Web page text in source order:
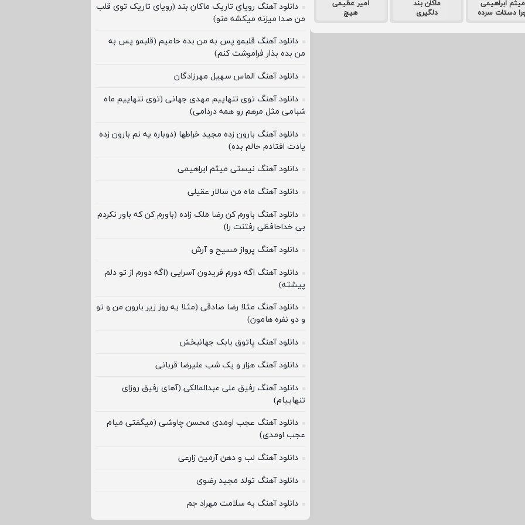
میثم ابراهیمی
دستات سرده
ماکان بند
دلگیری
امیر عظیمی
هیچ
دانلود آهنگ رویای تاریک ماکان بند (رویای تاریک توی قلب
من صدا میزنه میکشه منو)
دانلود آهنگ قلبمو پس به من بده حامیم (قلبمو پس به
من بده بذار فراموشت کنم)
دانلود آهنگ الماس سهیل مهرزادگان
دانلود آهنگ توی تنهاییم مهدی جهانی (توی تنهاییم ماه
شبامی مثل مرهم رو همه دردامی)
دانلود آهنگ بارون زده مجید خراطها (دوباره یه نم بارون زده
یادت افتادم حالم بده)
دانلود آهنگ نیستی میثم ابراهیمی
دانلود آهنگ ماه من سالار عقیلی
دانلود آهنگ باورم کن رضا ملک زاده (باورم کن که باور نکردم
بی خداحافظی رفتنت را)
دانلود آهنگ پرواز مسیح و آرش
دانلود آهنگ اگه دورم فریدون آسرایی (اگه دورم از تو دلم
پیشته)
دانلود آهنگ مثلا رضا صادقی (مثلا یه روز زیر بارون من و تو
و دو نفره هامون)
دانلود آهنگ پاتوق بابک جهانبخش
دانلود آهنگ هزار و یک شب علیرضا قربانی
دانلود آهنگ رفیق علی عبدالمالکی (آهای رفیق روزای
تنهاییام)
دانلود آهنگ عجب اومدی محسن چاوشی (میگفتی میام
عجب اومدی)
دانلود آهنگ لب و دهن آرمین زارعی
دانلود آهنگ تولد مجید رضوی
دانلود آهنگ به سلامت مهراد جم